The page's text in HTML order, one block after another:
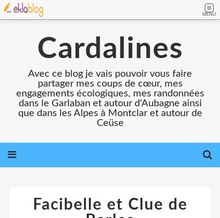
MENU
Cardalines
Avec ce blog je vais pouvoir vous faire
partager mes coups de cœur, mes
engagements écologiques, mes randonnées
dans le Garlaban et autour d'Aubagne ainsi
que dans les Alpes à Montclar et autour de
Ceüse
Facibelle et Clue de